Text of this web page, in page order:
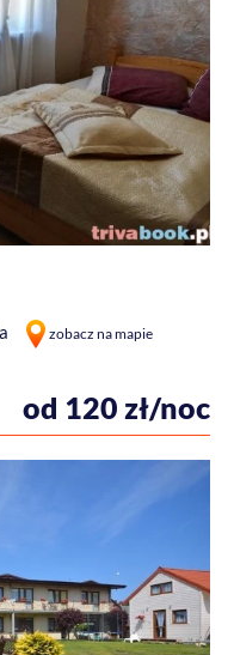
zobacz na mapie
od 120 zł/noc